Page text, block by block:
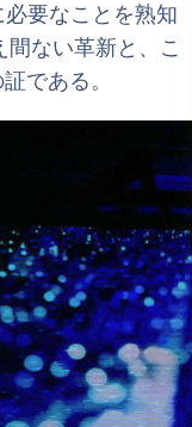
要なことを熟知
ない革新と、こ
である。